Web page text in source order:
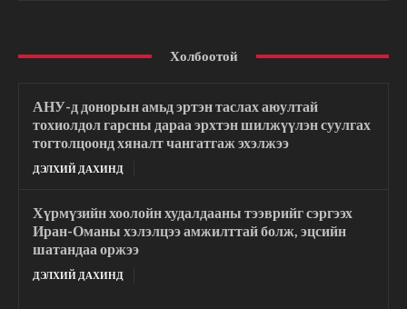
Холбоотой
АНУ-д донорын амьд эртэн таслах аюултай
тохиолдол гарсны дараа эрхтэн шилжүүлэн суулгах
тогтолцоонд хяналт чангатгаж эхэлжээ
ДЭЛХИЙ ДАХИНД
Хүрмүзийн хоолойн худалдааны тээврийг сэргээх
Иран-Оманы хэлэлцээ амжилттай болж, эцсийн
шатандаа оржээ
ДЭЛХИЙ ДАХИНД